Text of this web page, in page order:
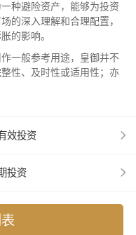
种避险资产，能够为投资
的深入理解和合理配置，
的影响。
一般参考用途，皇御并不
性、及时性或适用性；亦
效投资
投资